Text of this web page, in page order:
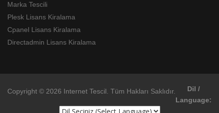
Marka Tescili
Plesk Lisans Kiralama
Cpanel Lisans Kiralama
Directadmin Lisans Kiralama
Copyright © 2026 Internet Tescil. Tüm Hakları Saklıdır.
Dil /
Language: